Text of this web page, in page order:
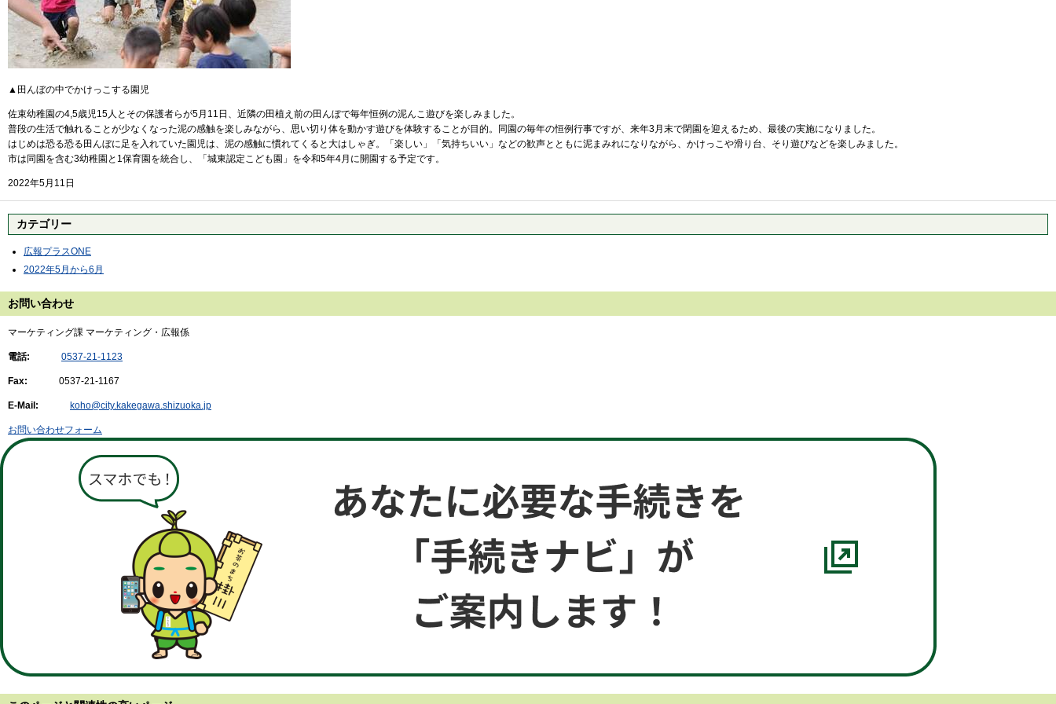
▲田んぼの中でかけっこする園児
佐束幼稚園の4,5歳児15人とその保護者らが5月11日、近隣の田植え前の田んぼで毎年恒例の泥んこ遊びを楽しみました。
普段の生活で触れることが少なくなった泥の感触を楽しみながら、思い切り体を動かす遊びを体験することが目的。同園の毎年の恒例行事ですが、来年3月末で閉園を迎えるため、最後の実施になりました。
はじめは恐る恐る田んぼに足を入れていた園児は、泥の感触に慣れてくると大はしゃぎ。「楽しい」「気持ちいい」などの歓声とともに泥まみれになりながら、かけっこや滑り台、そり遊びなどを楽しみました。
市は同園を含む3幼稚園と1保育園を統合し、「城東認定こども園」を令和5年4月に開園する予定です。
2022年5月11日
カテゴリー
広報プラスONE
2022年5月から6月
お問い合わせ
マーケティング課 マーケティング・広報係
電話: 0537-21-1123
Fax: 0537-21-1167
E-Mail: koho@city.kakegawa.shizuoka.jp
お問い合わせフォーム